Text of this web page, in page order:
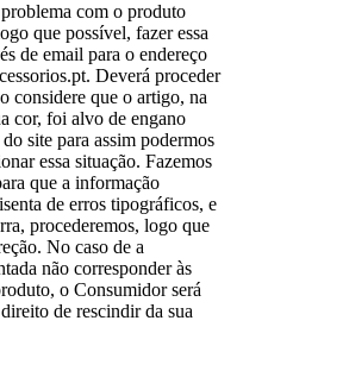
com o produto
que possível, fazer essa
de email para o endereço
Deverá proceder
considere que o artigo, na
cor, foi alvo de engano
site para assim podermos
essa situação. Fazemos
que a informação
de erros tipográficos, e
procederemos, logo que
No caso de a
não corresponder às
o Consumidor será
de rescindir da sua